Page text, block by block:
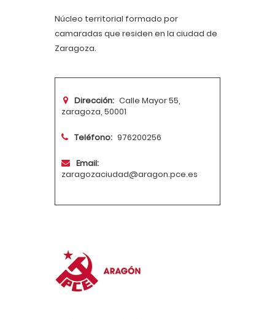
Núcleo territorial formado por
camaradas que residen en la ciudad de
Zaragoza.
Dirección: Calle Mayor 55,
zaragoza, 50001
Teléfono: 976200256
Email:
zaragozaciudad@aragon.pce.es